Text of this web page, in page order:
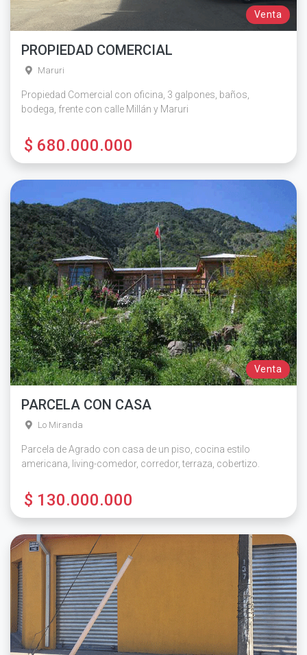
Venta
PROPIEDAD COMERCIAL
Maruri
Propiedad Comercial con oficina, 3 galpones, baños,
bodega, frente con calle Millán y Maruri
$ 680.000.000
Venta
PARCELA CON CASA
Lo Miranda
Parcela de Agrado con casa de un piso, cocina estilo
americana, living-comedor, corredor, terraza, cobertizo.
$ 130.000.000